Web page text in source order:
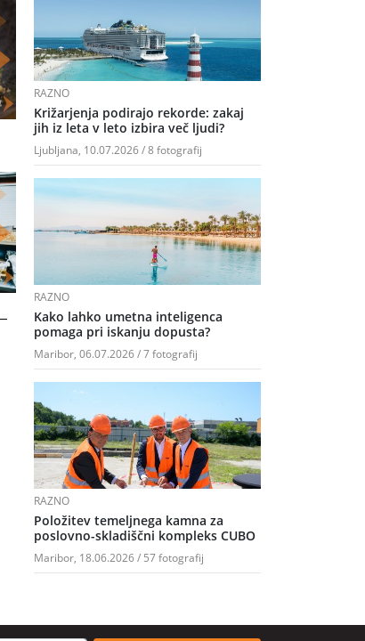
RAZNO
Križarjenja podirajo rekorde: zakaj
jih iz leta v leto izbira več ljudi?
Ljubljana, 10.07.2026 / 8 fotografij
RAZNO
Kako lahko umetna inteligenca
pomaga pri iskanju dopusta?
Maribor, 06.07.2026 / 7 fotografij
RAZNO
Položitev temeljnega kamna za
poslovno-skladiščni kompleks CUBO
Maribor, 18.06.2026 / 57 fotografij